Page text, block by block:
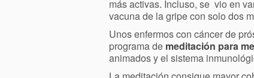
más activas. Incluso, se vio en
vacuna de la gripe con solo dos
Unos enfermos con cáncer de
programa de meditación para
animados y el sistema